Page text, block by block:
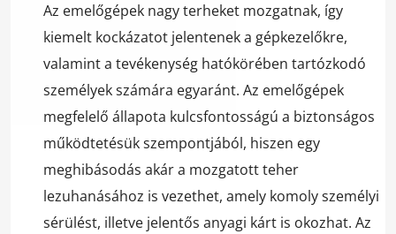
Az emelőgépek nagy terheket mozgatnak, így
kiemelt kockázatot jelentenek a gépkezelőkre,
valamint a tevékenység hatókörében tartózkodó
személyek számára egyaránt. Az emelőgépek
megfelelő állapota kulcsfontosságú a biztonságos
működtetésük szempontjából, hiszen egy
meghibásodás akár a mozgatott teher
lezuhanásához is vezethet, amely komoly személyi
sérülést, illetve jelentős anyagi kárt is okozhat. Az